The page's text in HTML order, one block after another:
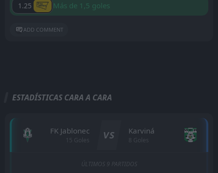
1.25 Más de 1,5 goles
ADD COMMENT
ESTADÍSTICAS CARA A CARA
FK Jablonec
15 Goles VS Karviná
8 Goles
ÚLTIMOS 9 PARTIDOS